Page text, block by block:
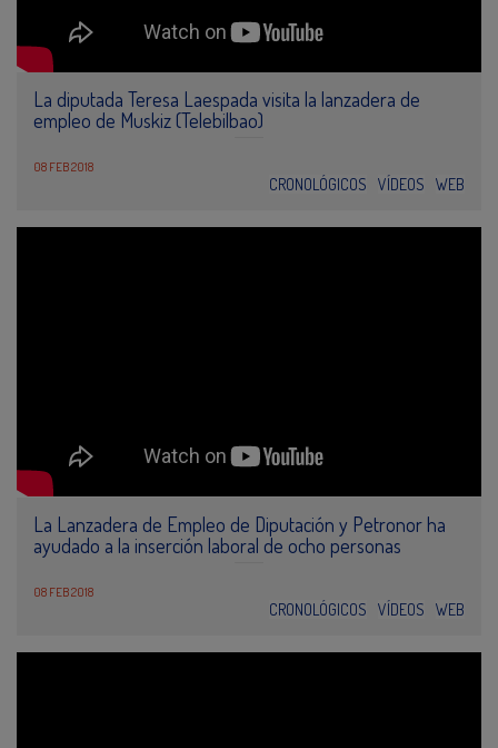
La diputada Teresa Laespada visita la lanzadera de
empleo de Muskiz (Telebilbao)
08 FEB 2018
CRONOLÓGICOS VÍDEOS WEB
La Lanzadera de Empleo de Diputación y Petronor ha
ayudado a la inserción laboral de ocho personas
08 FEB 2018
CRONOLÓGICOS VÍDEOS WEB